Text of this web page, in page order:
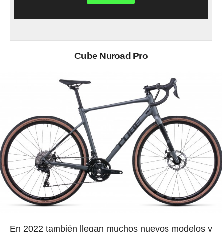
Cube Nuroad Pro
En 2022 también llegan muchos nuevos modelos y